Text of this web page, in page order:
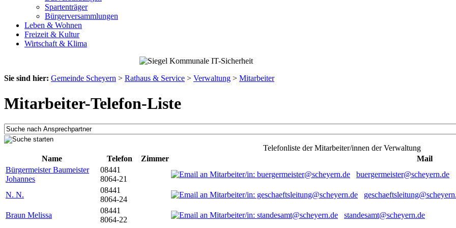
Spartenträger
Bürgerversammlungen
Leben & Wohnen
Freizeit & Kultur
Wirtschaft & Klima
Sie sind hier: Gemeinde Scheyern > Rathaus & Service > Verwaltung > Mitarbeiter
Mitarbeiter-Telefon-Liste
Telefonliste der Mitarbeiter/innen der Verwaltung
Name
Telefon Zimmer
Mail
Bürgermeister Baumeister
Johannes
08441
8064-21
buergermeister@scheyern.de
N. N.
08441
8064-24
Braun Melissa
08441
8064-22
standesamt@scheyern.de